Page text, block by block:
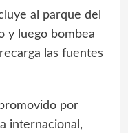
al parque del
y luego bombea
las fuentes
por
internacional,